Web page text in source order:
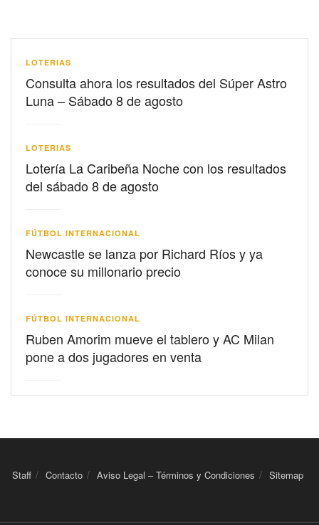
LOTERIAS
Consulta ahora los resultados del Súper Astro
Luna – Sábado 8 de agosto
LOTERIAS
Lotería La Caribeña Noche con los resultados
del sábado 8 de agosto
FÚTBOL INTERNACIONAL
Newcastle se lanza por Richard Ríos y ya
conoce su millonario precio
FÚTBOL INTERNACIONAL
Ruben Amorim mueve el tablero y AC Milan
pone a dos jugadores en venta
Staff Contacto Aviso Legal – Términos y Condiciones Sitemap